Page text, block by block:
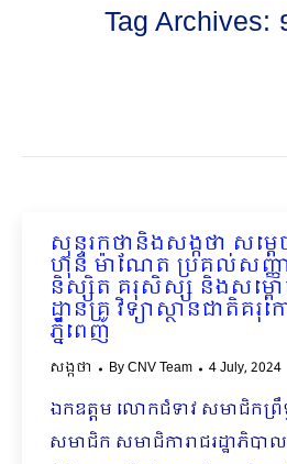
Tag Archives:
សុន្ទរកថានិងសង្កថា សម្ត
ហ៊ុន ម៉ាណែត ប្រគល់សញ្ញ
និស្សិត គរុសិស្ស និងសម្ពោ
ដ្ឋានគ្រូ វិទ្យាស្ថានជាតិគ
ភ្នំពេញ
សង្កថា ByCNV Team 4 July, 2024
ឯកឧត្តម លោកជំទាវ សមាជិកព្រឹទ្
សមាជិក សមាជិការាជរដ្ឋាភិប